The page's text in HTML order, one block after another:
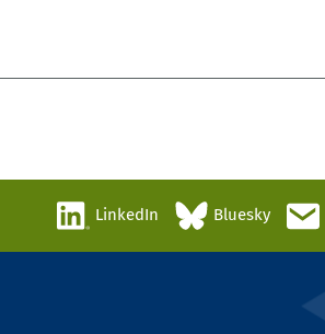
LinkedIn Bluesky